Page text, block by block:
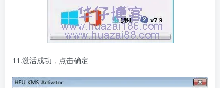
11.激活成功，点击确定